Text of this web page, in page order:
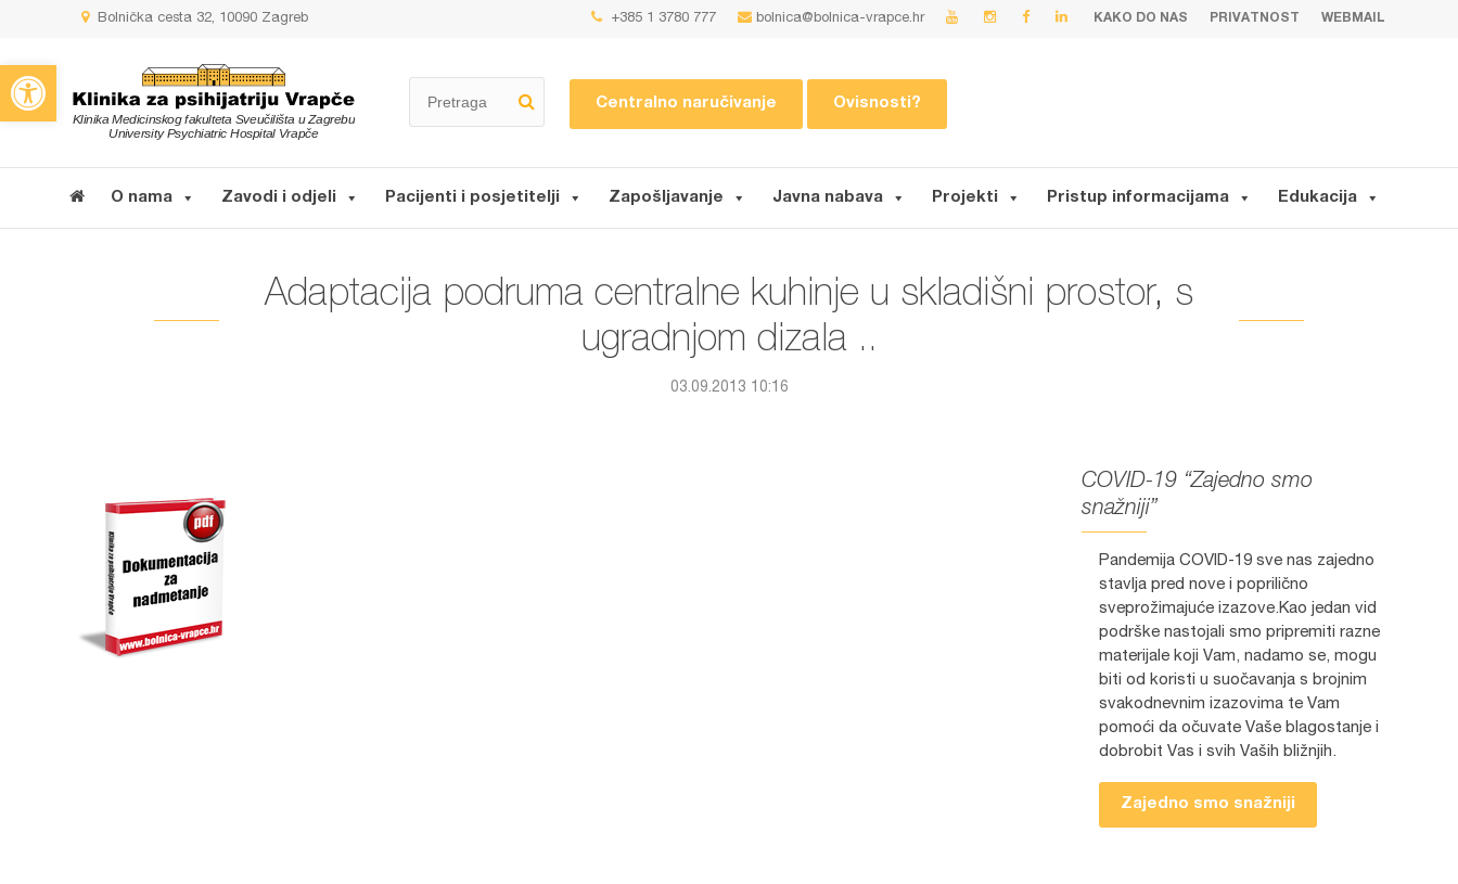
Open toolbar
Bolnička cesta 32, 10090 Zagreb +385 1 3780 777 bolnica@bolnica-vrapce.hr KAKO DO NAS PRIVATNOST WEBMAIL
Centralno naručivanje Ovisnosti?
O nama Zavodi i odjeli Pacijenti i posjetitelji Zapošljavanje Javna nabava Projekti Pristup informacijama Edukacija
Adaptacija podruma centralne kuhinje u skladišni prostor, s
ugradnjom dizala ..
03.09.2013 10:16
COVID-19 “Zajedno smo
snažniji”
Pandemija COVID-19 sve nas zajedno
stavlja pred nove i poprilično
sveprožimajuće izazove.Kao jedan vid
podrške nastojali smo pripremiti razne
materijale koji Vam, nadamo se, mogu
biti od koristi u suočavanja s brojnim
svakodnevnim izazovima te Vam
pomoći da očuvate Vaše blagostanje i
dobrobit Vas i svih Vaših bližnjih.
Zajedno smo snažniji